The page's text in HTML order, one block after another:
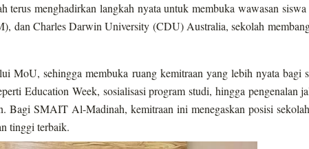
menghadirkan langkah nyata untuk membuka wawasan
Charles Darwin University (CDU) Australia, sekolah
sehingga membuka ruang kemitraan yang lebih nyata bagi
Education Week, sosialisasi program studi, hingga pengenalan
Bagi SMAIT Al-Madinah, kemitraan ini menegaskan posisi
tinggi terbaik.